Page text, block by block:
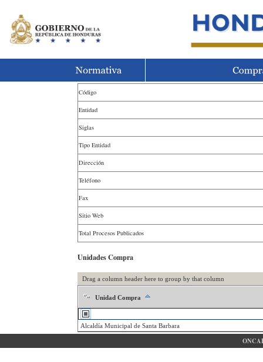
Código
Entidad
Siglas
Tipo Entidad
Dirección
Teléfono
Fax
Sitio Web
Total Procesos Publicados
Unidades Compra
Drag a column header here to group by that column
Unidad Compra
Alcaldía Municipal de Santa Barbara